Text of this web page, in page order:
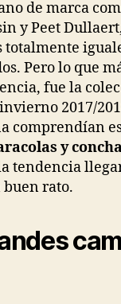
de marca
y Peet
totalmente
Pero lo que
fue la
2017/
comprendían
y
tendencia
buen rato.